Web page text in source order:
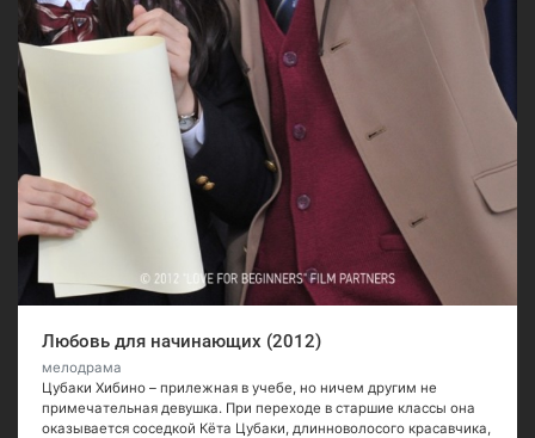
Любовь для начинающих (2012)
мелодрама
Цубаки Хибино – прилежная в учебе, но ничем другим не
примечательная девушка. При переходе в старшие классы она
оказывается соседкой Кёта Цубаки, длинноволосого красавчика,